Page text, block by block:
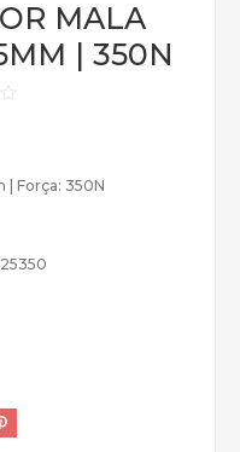
MALA
| 350N
Força: 350N